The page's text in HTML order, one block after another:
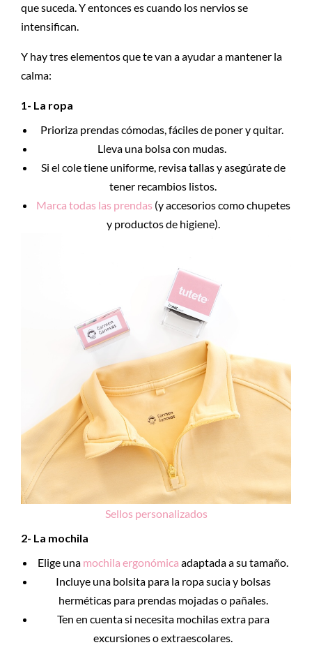
que suceda. Y entonces es cuando los nervios se
intensifican.
Y hay tres elementos que te van a ayudar a mantener la
calma:
1- La ropa
Prioriza prendas cómodas, fáciles de poner y quitar.
Lleva una bolsa con mudas.
Si el cole tiene uniforme, revisa tallas y asegúrate de
tener recambios listos.
Marca todas las prendas (y accesorios como chupetes
y productos de higiene).
Sellos personalizados
2- La mochila
Elige una mochila ergonómica adaptada a su tamaño.
Incluye una bolsita para la ropa sucia y bolsas
herméticas para prendas mojadas o pañales.
Ten en cuenta si necesita mochilas extra para
excursiones o extraescolares.